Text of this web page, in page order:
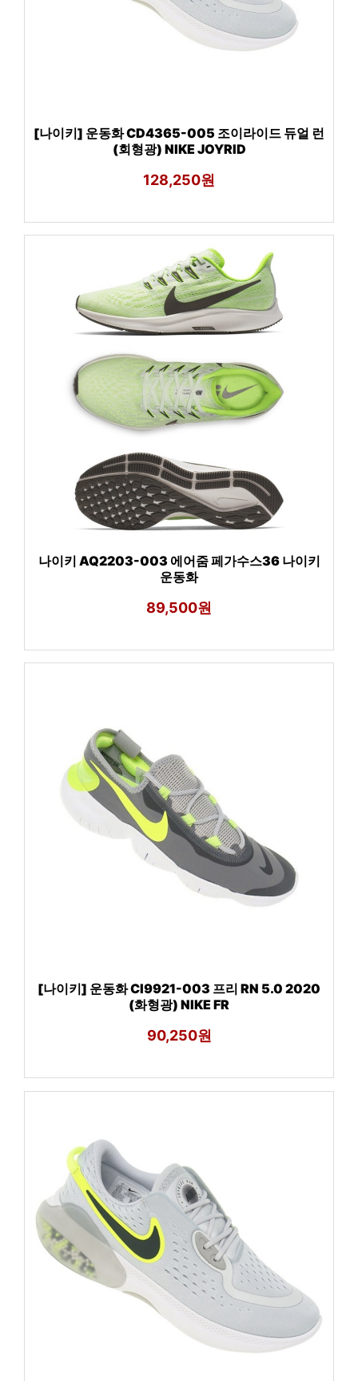
[나이키] 운동화 CD4365-005 조이라이드 듀얼 런
(회형광) NIKE JOYRID
128,250원
나이키 AQ2203-003 에어줌 페가수스36 나이키
운동화
89,500원
[나이키] 운동화 CI9921-003 프리 RN 5.0 2020
(화형광) NIKE FR
90,250원